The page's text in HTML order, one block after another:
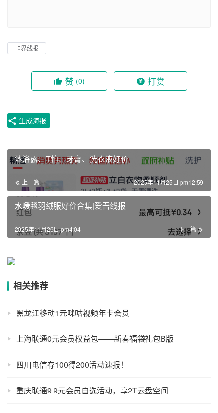
卡界线报
赞 (0) 打赏
生成海报
沐浴露、T恤、牙膏、洗衣液好价
上一篇 2025年11月25日 pm12:59
水暖毯羽绒服好价合集|爱吾线报
下一篇
2025年11月26日 pm4:04
相关推荐
黑龙江移动1元咪咕视频年卡会员
上海联通0元会员权益包——新春福袋礼包B版
四川电信存100得200活动速报！
重庆联通9.9元会员自选活动，享2T云盘空间